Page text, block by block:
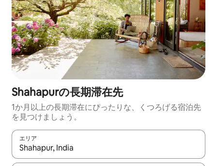
Shahapurの長期滞在先
1か月以上の長期滞在にぴったりな、くつろげる宿泊先
を見つけましょう。
エリア
検索結果が表示されたら、上下の矢印キーを使って移動するか